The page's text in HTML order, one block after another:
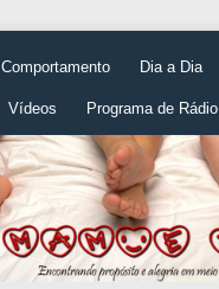
Comportamento Dia a Dia
Vídeos Programa de Rádio